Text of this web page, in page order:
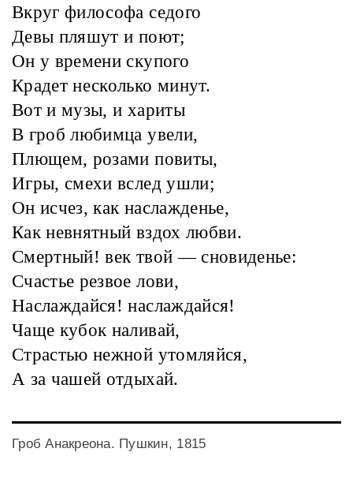
Вкруг философа седого
Девы пляшут и поют;
Он у времени скупого
Крадет несколько минут.
Вот и музы, и хариты
В гроб любимца увели,
Плющем, розами повиты,
Игры, смехи вслед ушли;
Он исчез, как наслажденье,
Как невнятный вздох любви.
Смертный! век твой — сновиденье:
Счастье резвое лови,
Наслаждайся! наслаждайся!
Чаще кубок наливай,
Страстью нежной утомляйся,
А за чашей отдыхай.
Гроб Анакреона. Пушкин, 1815